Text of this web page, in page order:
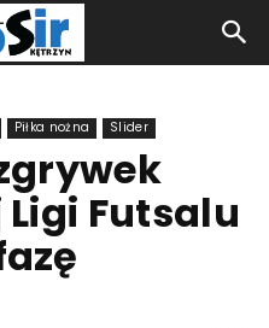
Piłka nożna Slider
Futsalu